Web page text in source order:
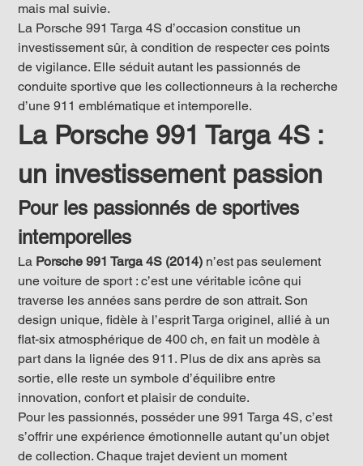
mais mal suivie.
La Porsche 991 Targa 4S d’occasion constitue un
investissement sûr, à condition de respecter ces points
de vigilance. Elle séduit autant les passionnés de
conduite sportive que les collectionneurs à la recherche
d’une 911 emblématique et intemporelle.
La Porsche 991 Targa 4S :
un investissement passion
Pour les passionnés de sportives
intemporelles
La Porsche 991 Targa 4S (2014) n’est pas seulement
une voiture de sport : c’est une véritable icône qui
traverse les années sans perdre de son attrait. Son
design unique, fidèle à l’esprit Targa originel, allié à un
flat-six atmosphérique de 400 ch, en fait un modèle à
part dans la lignée des 911. Plus de dix ans après sa
sortie, elle reste un symbole d’équilibre entre
innovation, confort et plaisir de conduite.
Pour les passionnés, posséder une 991 Targa 4S, c’est
s’offrir une expérience émotionnelle autant qu’un objet
de collection. Chaque trajet devient un moment